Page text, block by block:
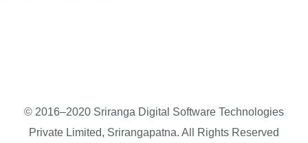
© 2016–2020 Sriranga Digital Software Technologies
Private Limited, Srirangapatna. All Rights Reserved